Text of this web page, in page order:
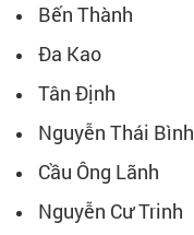
Bến Thành
Đa Kao
Tân Định
Nguyễn Thái Bình
Cầu Ông Lãnh
Nguyễn Cư Trinh